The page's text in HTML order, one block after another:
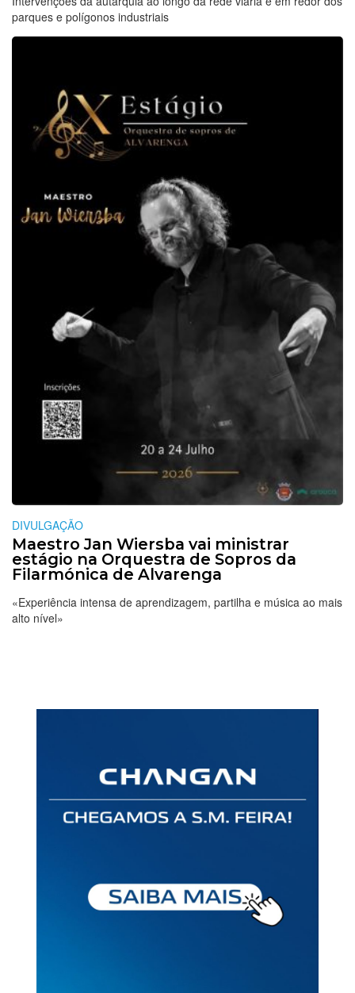
parques e polígonos industriais
DIVULGAÇÃO
Maestro Jan Wiersba vai ministrar
estágio na Orquestra de Sopros da
Filarmónica de Alvarenga
«Experiência intensa de aprendizagem, partilha e música ao mais
alto nível»